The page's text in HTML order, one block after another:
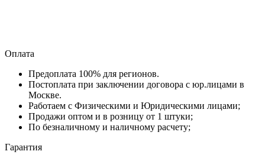
Оплата
Предоплата 100% для регионов.
Постоплата при заключении договора с юр.лицами в
Москве.
Работаем с Физическими и Юридическими лицами;
Продажи оптом и в розницу от 1 штуки;
По безналичному и наличному расчету;
Гарантия